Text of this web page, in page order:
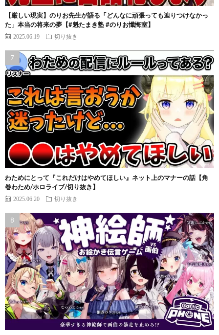
【厳しい現実】のりお先生が語る「どんなに頑張っても辿りつけなかっ
た」本当の将来の夢【#魁たまき塾 #のりお懺悔室】
2025.06.19 切り抜き
わためにとって『これだけはやめてほしい』ネット上のマナーの話【角
巻わため/ホロライブ/切り抜き】
2025.06.20 切り抜き